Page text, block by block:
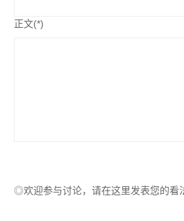
正文(*)
◎欢迎参与讨论，请在这里发表您的看